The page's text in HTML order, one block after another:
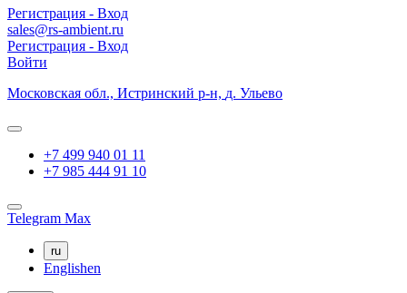
Регистрация - Вход
sales@rs-ambient.ru
Регистрация - Вход
Войти
Московская обл., Истринский р-н, д. Ульево
+7 499 940 01 11
+7 985 444 91 10
Telegram Max
ru
Englishen